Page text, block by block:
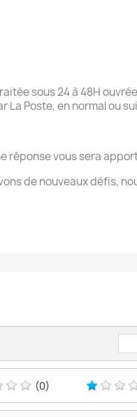
sous 24 à 48H
Poste, en normal ou
vous sera
de nouveaux défis,
(0)